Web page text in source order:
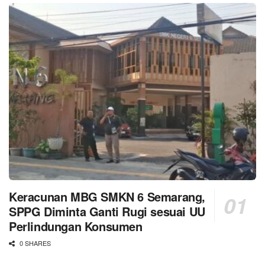
Keracunan MBG SMKN 6 Semarang,
SPPG Diminta Ganti Rugi sesuai UU
Perlindungan Konsumen
0 SHARES